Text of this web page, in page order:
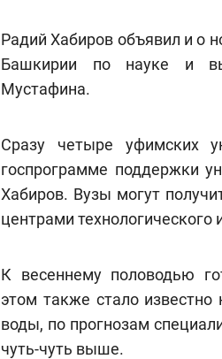
Радий Хабиров объявил и о
Башкирии по науке и
Мустафина.
Сразу четыре уфимских
госпрограмме поддержки
Хабиров. Вузы могут
центрами технологического
К весеннему половодью
этом также стало
воды, по прогнозам
чуть-чуть выше.